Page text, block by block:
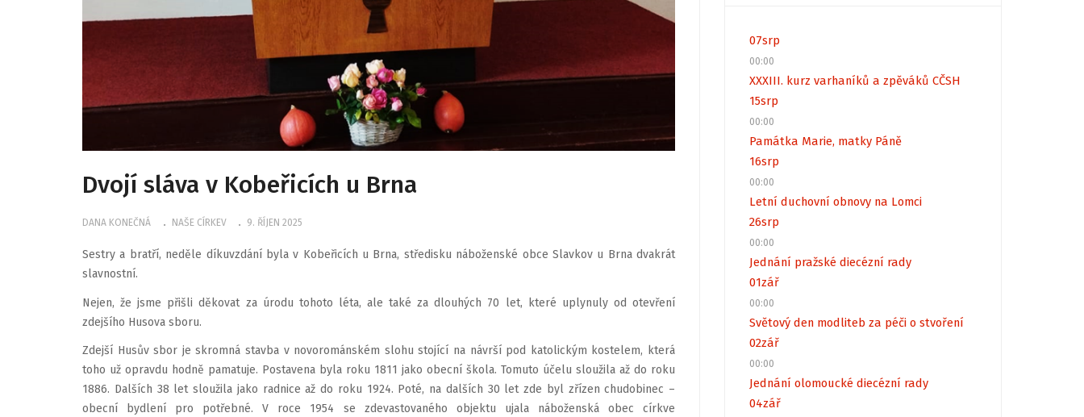
Dvojí sláva v Kobeřicích u Brna
DANA KONEČNÁ NAŠE CÍRKEV 9. ŘÍJEN 2025
Sestry a bratří, neděle díkuvzdání byla v Kobeřicích u Brna, středisku náboženské obce Slavkov u Brna dvakrát
slavnostní.
Nejen, že jsme přišli děkovat za úrodu tohoto léta, ale také za dlouhých 70 let, které uplynuly od otevření
zdejšího Husova sboru.
Zdejší Husův sbor je skromná stavba v novorománském slohu stojící na návrší pod katolickým kostelem, která
toho už opravdu hodně pamatuje. Postavena byla roku 1811 jako obecní škola. Tomuto účelu sloužila až do roku
1886. Dalších 38 let sloužila jako radnice až do roku 1924. Poté, na dalších 30 let zde byl zřízen chudobinec –
obecní bydlení pro potřebné. V roce 1954 se zdevastovaného objektu ujala náboženská obec církve
07srp
00:00
XXXIII. kurz varhaníků a zpěváků CČSH
15srp
00:00
Památka Marie, matky Páně
16srp
00:00
Letní duchovní obnovy na Lomci
26srp
00:00
Jednání pražské diecézní rady
01zář
00:00
Světový den modliteb za péči o stvoření
02zář
00:00
Jednání olomoucké diecézní rady
04zář